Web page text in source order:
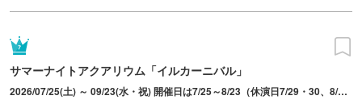
サマーナイトアクアリウム「イルカーニバル」
2026/07/25(土) ～ 09/23(水・祝) 開催日は7/25～8/23（休演日7/29・30、8/5・6・19）、シルバーウィーク期間9/19～23。最終入館20：00。